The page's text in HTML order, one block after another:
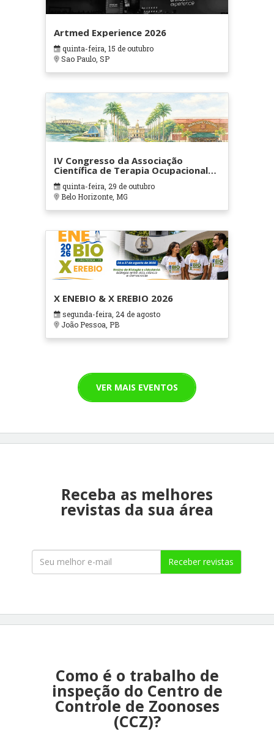
Artmed Experience 2026
quinta-feira, 15 de outubro
Sao Paulo, SP
IV Congresso da Associação
Científica de Terapia Ocupacional
em Contextos Hospitalares e
Cuidados Paliativos - ATOHOSP
quinta-feira, 29 de outubro
Belo Horizonte, MG
X ENEBIO & X EREBIO 2026
segunda-feira, 24 de agosto
João Pessoa, PB
VER MAIS EVENTOS
Receba as melhores
revistas da sua área
Receber revistas
Como é o trabalho de
inspeção do Centro de
Controle de Zoonoses
(CCZ)?